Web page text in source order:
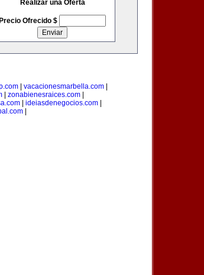
Realizar una Oferta
Precio Ofrecido $
| vacacionesmarbella.com|
| zonabienesraices.com|
ideiasdenegocios.com
|